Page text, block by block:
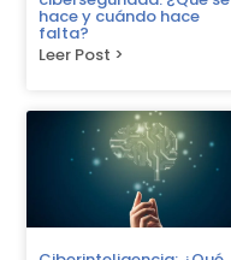
hace y cuándo hace
falta?
Leer Post >